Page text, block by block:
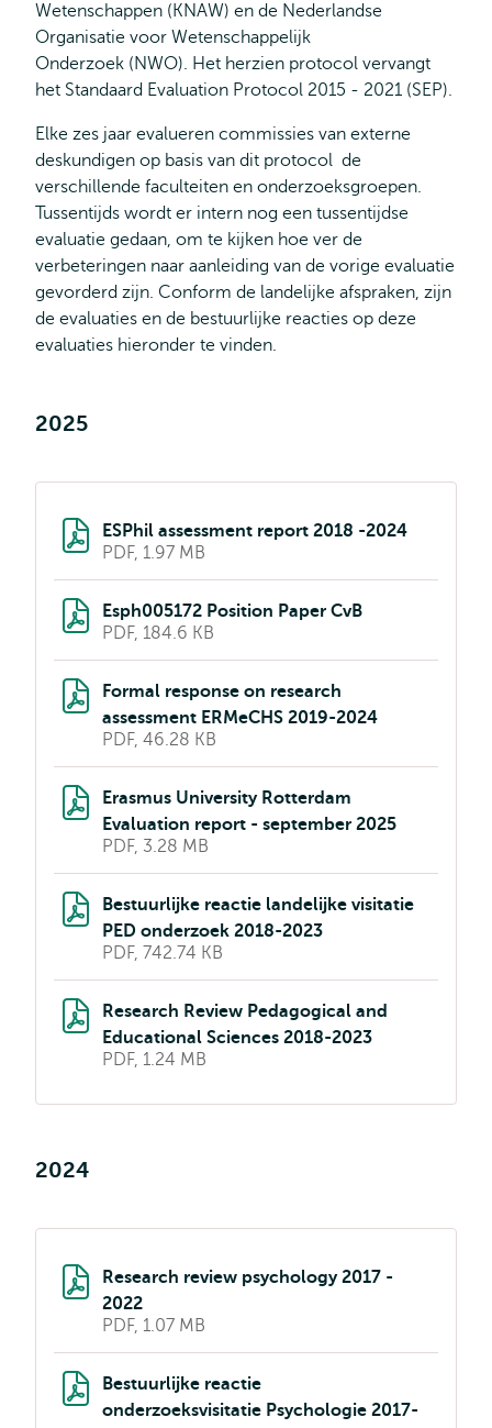
Wetenschappen (KNAW) en de Nederlandse
Organisatie voor Wetenschappelijk
Onderzoek (NWO). Het herzien protocol vervangt
het Standaard Evaluation Protocol 2015 - 2021 (SEP).
Elke zes jaar evalueren commissies van externe
deskundigen op basis van dit protocol de
verschillende faculteiten en onderzoeksgroepen.
Tussentijds wordt er intern nog een tussentijdse
evaluatie gedaan, om te kijken hoe ver de
verbeteringen naar aanleiding van de vorige evaluatie
gevorderd zijn. Conform de landelijke afspraken, zijn
de evaluaties en de bestuurlijke reacties op deze
evaluaties hieronder te vinden.
2025
ESPhil assessment report 2018 -2024
PDF, 1.97 MB
Esph005172 Position Paper CvB
PDF, 184.6 KB
Formal response on research
assessment ERMeCHS 2019-2024
PDF, 46.28 KB
Erasmus University Rotterdam
Evaluation report - september 2025
PDF, 3.28 MB
Bestuurlijke reactie landelijke visitatie
PED onderzoek 2018-2023
PDF, 742.74 KB
Research Review Pedagogical and
Educational Sciences 2018-2023
PDF, 1.24 MB
2024
Research review psychology 2017 -
2022
PDF, 1.07 MB
Bestuurlijke reactie
onderzoeksvisitatie Psychologie 2017-